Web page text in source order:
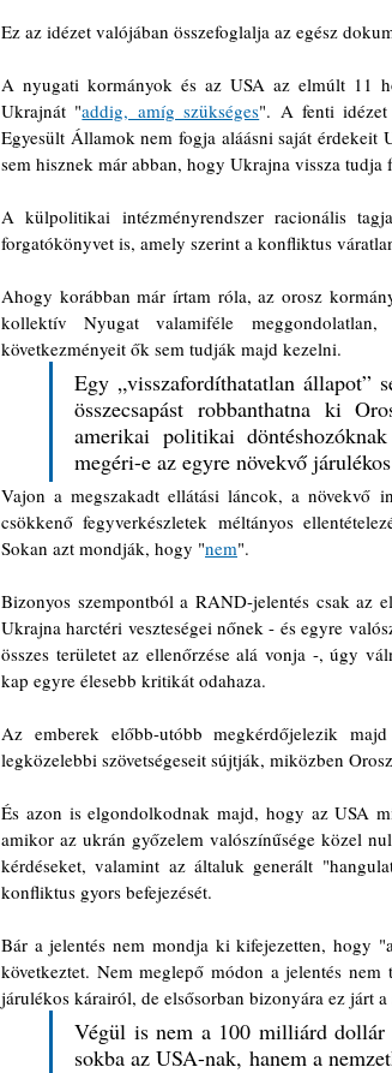
Ez az idézet valójában összefoglalja az egész
A nyugati kormányok és az USA az elmúlt 11
Ukrajnát "addig, amíg szükséges". A fenti
Egyesült Államok nem fogja aláásni saját érdekeit
sem hisznek már abban, hogy Ukrajna vissza tudja
A külpolitikai intézményrendszer racionális
forgatókönyvet is, amely szerint a konfliktus
Ahogy korábban már írtam róla, az orosz
kollektív Nyugat valamiféle
következményeit ők sem tudják majd kezelni.
Egy „visszafordíthatatlan állapot”
összecsapást robbanthatna ki
amerikai politikai
megéri-e az egyre növekvő
Vajon a megszakadt ellátási láncok, a növekvő
csökkenő fegyverkészletek méltányos
Sokan azt mondják, hogy "nem".
Bizonyos szempontból a RAND-jelentés csak az
Ukrajna harctéri veszteségei nőnek - és egyre
összes területet az ellenőrzése alá vonja -, úgy
kap egyre élesebb kritikát odahaza.
Az emberek előbb-utóbb megkérdőjelezik
legközelebbi szövetségeseit sújtják, miközben
És azon is elgondolkodnak majd, hogy az USA
amikor az ukrán győzelem valószínűsége közel
kérdéseket, valamint az általuk generált
konfliktus gyors befejezését.
Bár a jelentés nem mondja ki kifejezetten, hogy
következtet. Nem meglepő módon a jelentés
járulékos kárairól, de elsősorban bizonyára ez járt a
Végül is nem a 100 milliárd dollár
sokba az USA-nak, hanem a